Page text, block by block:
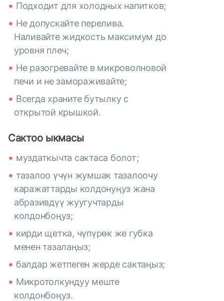
Подходит для холодных напитков;
Не допускайте перелива.
Наливайте жидкость максимум до
уровня плеч;
Не разогревайте в микроволновой
печи и не замораживайте;
Всегда храните бутылку с
открытой крышкой.
Сактоо ыкмасы
муздаткычта сактаса болот;
тазалоо үчүн жумшак тазалоочу
каражаттарды колдонуңуз жана
абразивдүү жуугучтарды
колдонбоңуз;
кирди щетка, чүпүрөк же губка
менен тазалаңыз;
балдар жетпеген жерде сактаңыз;
Микротолкундуу меште
колдонбоңуз.